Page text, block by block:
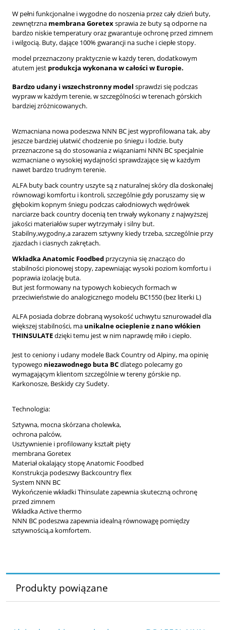
W pełni funkcjonalne i wygodne do noszenia przez cały dzień buty,
zewnętrzna membrana Goretex sprawia że buty są odporne na
bardzo niskie temperatury oraz gwarantuje ochronę przed zimnem
i wilgocią. Buty, dające 100% gwarancji na suche i ciepłe stopy.
model przeznaczony praktycznie w każdy teren, dodatkowym
atutem jest produkcja wykonana w całości w Europie.
Bardzo udany i wszechstronny model sprawdzi się podczas
wypraw w każdym terenie, w szczególności w terenach górskich
bardziej zróżnicowanych.
Wzmacniana nowa podeszwa NNN BC jest wyprofilowana tak, aby
jeszcze bardziej ułatwić chodzenie po śniegu i lodzie. buty
przeznaczone są do stosowania z wiązaniami NNN BC specjalnie
wzmacniane o wysokiej wydajności sprawdzające się w każdym
nawet bardzo trudnym terenie.
ALFA buty back country uszyte są z naturalnej skóry dla doskonałej
równowagi komfortu i kontroli, szczególnie gdy poruszamy się w
głębokim kopnym śniegu podczas całodniowych wędrówek
narciarze back country docenią ten trwały wykonany z najwyższej
jakości materiałów super wytrzymały i silny but.
Stabilny,wygodny,a zarazem sztywny kiedy trzeba, szczególnie przy
zjazdach i ciasnych zakrętach.
Wkładka Anatomic Foodbed przyczynia się znacząco do
stabilności pionowej stopy, zapewniając wysoki poziom komfortu i
poprawia izolację buta.
But jest formowany na typowych kobiecych formach w
przeciwieństwie do analogicznego modelu BC1550 (bez literki L)
ALFA posiada dobrze dobraną wysokość uchwytu sznurowadeł dla
większej stabilności, ma unikalne ocieplenie z nano włókien
THINSULATEdzięki temu jest w nim naprawdę miło i ciepło.
Jest to ceniony i udany modele Back Country od Alpiny, ma opinię
typowego niezawodnego buta BCdlatego polecamy go
wymagającym klientom szczególnie w tereny górskie np.
Karkonosze, Beskidy czy Sudety.
Technologia:
Sztywna, mocna skórzana cholewka,
ochrona palców,
Usztywnienie i profilowany kształt pięty
membrana Goretex
Materiał okalający stopę Anatomic Foodbed
Konstrukcja podeszwy Backcountry flex
System NNN BC
Wykończenie wkładki Thinsulate zapewnia skuteczną ochronę
przed zimnem
Wkładka Active thermo
NNN BC podeszwa zapewnia idealną równowagę pomiędzy
sztywnością,a komfortem.
Produkty powiązane